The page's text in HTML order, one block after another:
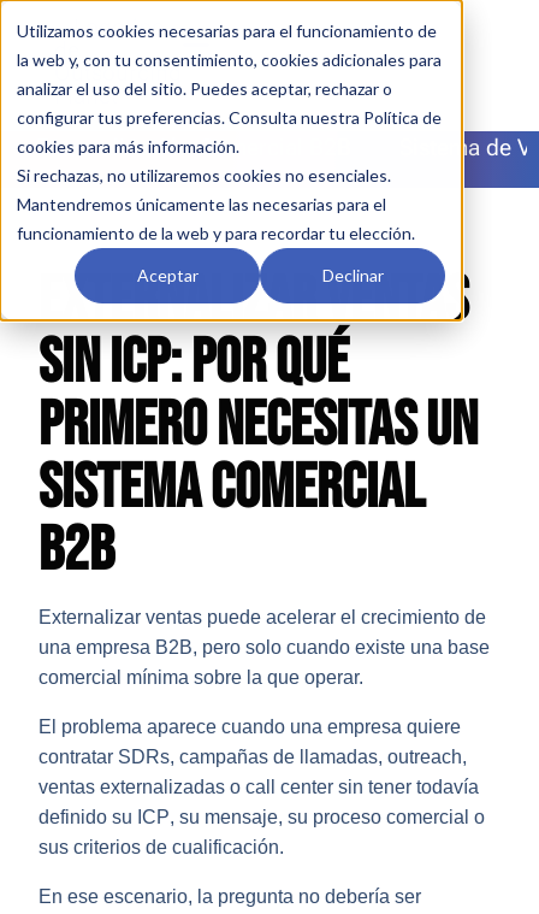
Utilizamos cookies necesarias para el funcionamiento de
la web y, con tu consentimiento, cookies adicionales para
analizar el uso del sitio. Puedes aceptar, rechazar o
configurar tus preferencias. Consulta nuestra Política de
cookies para más información.
Si rechazas, no utilizaremos cookies no esenciales.
Mantendremos únicamente las necesarias para el
funcionamiento de la web y para recordar tu elección.
Aceptar Declinar
Externalización Comercial B2B Sistema de
EXTERNALIZAR VENTAS
SIN ICP: POR QUÉ
PRIMERO NECESITAS UN
SISTEMA COMERCIAL
B2B
Externalizar ventas puede acelerar el crecimiento de
una empresa B2B, pero solo cuando existe una base
comercial mínima sobre la que operar.
El problema aparece cuando una empresa quiere
contratar SDRs, campañas de llamadas, outreach,
ventas externalizadas o call center sin tener todavía
definido su ICP, su mensaje, su proceso comercial o
sus criterios de cualificación.
En ese escenario, la pregunta no debería ser